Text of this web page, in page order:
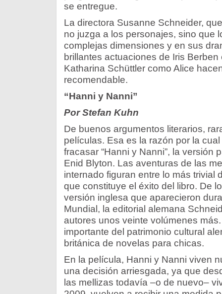
se entregue.
La directora Susanne Schneider,
no juzga a los personajes, sino que
complejas dimensiones y en sus
brillantes actuaciones de Iris
Katharina Schüttler como Alice
recomendable.
“Hanni y Nanni”
Por Stefan Kuhn
De buenos argumentos literarios,
películas. Esa es la razón por la
fracasar “Hanni y Nanni”, la versión
Enid Blyton. Las aventuras de las
internado figuran entre lo más trivial
que constituye el éxito del libro. De
versión inglesa que aparecieron
Mundial, la editorial alemana
autores unos veinte volúmenes
importante del patrimonio cultural
británica de novelas para chicas.
En la película, Hanni y Nanni viven
una decisión arriesgada, ya que
las mellizas todavía –o de nuevo–